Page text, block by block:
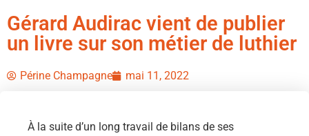
Gérard Audirac vient de publier
un livre sur son métier de luthier
Périne Champagne mai 11, 2022
À la suite d’un long travail de bilans de ses